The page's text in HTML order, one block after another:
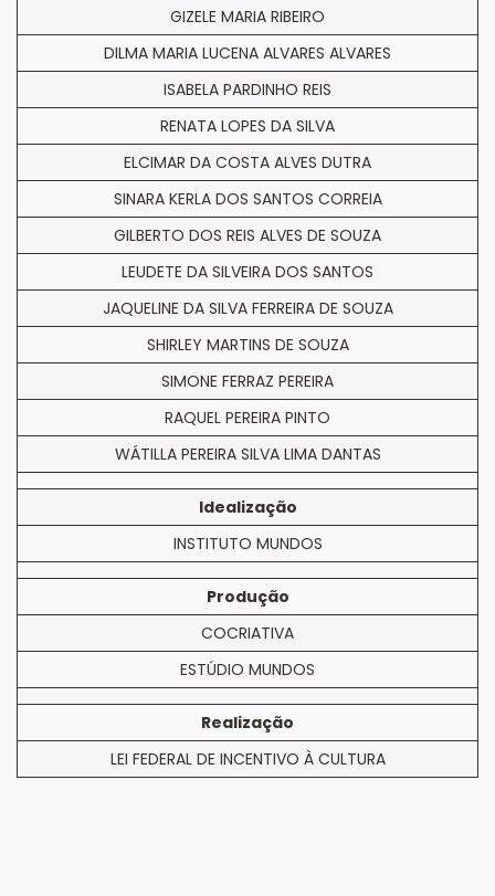
GIZELE MARIA RIBEIRO
DILMA MARIA LUCENA ALVARES ALVARES
ISABELA PARDINHO REIS
RENATA LOPES DA SILVA
ELCIMAR DA COSTA ALVES DUTRA
SINARA KERLA DOS SANTOS CORREIA
GILBERTO DOS REIS ALVES DE SOUZA
LEUDETE DA SILVEIRA DOS SANTOS
JAQUELINE DA SILVA FERREIRA DE SOUZA
SHIRLEY MARTINS DE SOUZA
SIMONE FERRAZ PEREIRA
RAQUEL PEREIRA PINTO
WÁTILLA PEREIRA SILVA LIMA DANTAS
Idealização
INSTITUTO MUNDOS
Produção
COCRIATIVA
ESTÚDIO MUNDOS
Realização
LEI FEDERAL DE INCENTIVO À CULTURA